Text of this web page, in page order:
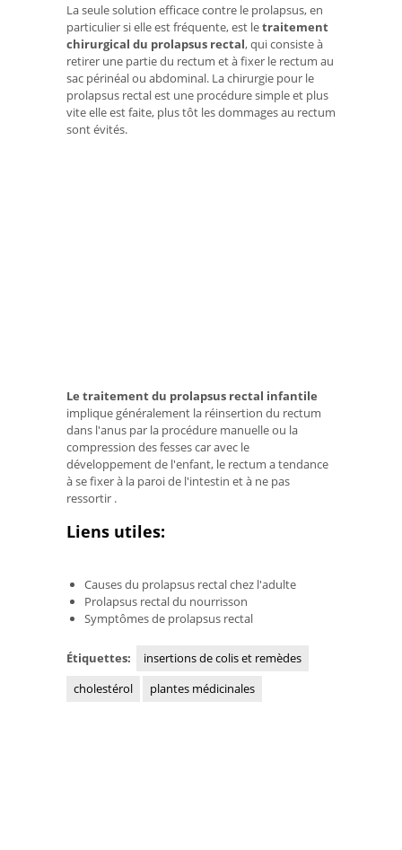
La seule solution efficace contre le prolapsus, en
particulier si elle est fréquente, est letraitement
chirurgical du prolapsus rectal, qui consiste à
retirer une partie du rectum et à fixer le rectum au
sac périnéal ou abdominal. La chirurgie pour le
prolapsus rectal est une procédure simple et plus
vite elle est faite, plus tôt les dommages au rectum
sont évités.
Le traitement du prolapsus rectal infantile
implique généralement la réinsertion du rectum
dans l'anus par la procédure manuelle ou la
compression des fesses car avec le
développement de l'enfant, le rectum a tendance
à se fixer à la paroi de l'intestin et à ne pas
ressortir .
Liens utiles:
Causes du prolapsus rectal chez l'adulte
Prolapsus rectal du nourrisson
Symptômes de prolapsus rectal
Étiquettes:
insertions de colis et remèdes
cholestérol
plantes médicinales